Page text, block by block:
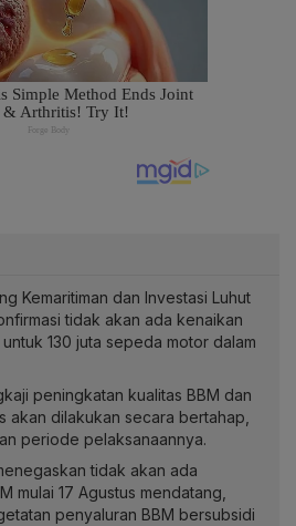
Kemaritiman dan Investasi Luhut
tidak akan ada kenaikan
130 juta sepeda motor dalam
peningkatan kualitas BBM dan
akan dilakukan secara bertahap,
periode pelaksanaannya.
tidak akan ada
mulai 17 Agustus mendatang,
penyaluran BBM bersubsidi